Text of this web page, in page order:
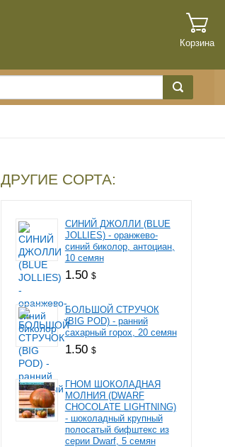
Корзина
ДРУГИЕ СОРТА:
СИНИЙ ДЖОЛЛИ (BLUE
JOLLIES) - оранжево-
синий биколор, антоциан,
10 семян
1.50 $
БОЛЬШОЙ СТРУЧОК
(BIG POD) - ранний
сахарный горох, 20 семян
1.50 $
ГНОМ ШОКОЛАДНАЯ
МОЛНИЯ (DWARF
CHOCOLATE LIGHTNING)
- шоколадный крупный
полосатый бифштекс из
серии Dwarf, 5 семян